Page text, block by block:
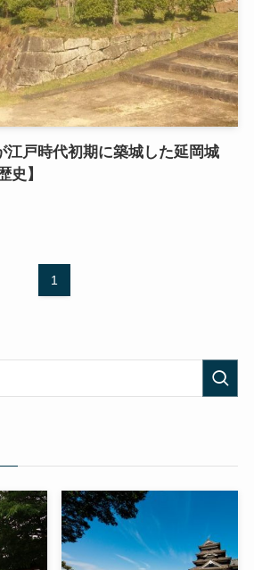
江戸時代初期に築城した延岡城
史】
1